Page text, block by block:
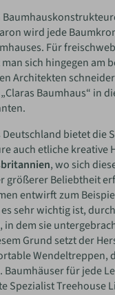
wird jede
Für
sich hingegen am
Architekten
Baumhaus“ in
bietet die
auch etliche kreative
, wo sich
größerer Beliebtheit
entwirft zum
sehr wichtig ist,
in dem sie
Grund setzt der
Wendeltreppen,
Baumhäuser für jede
Spezialist Treehouse